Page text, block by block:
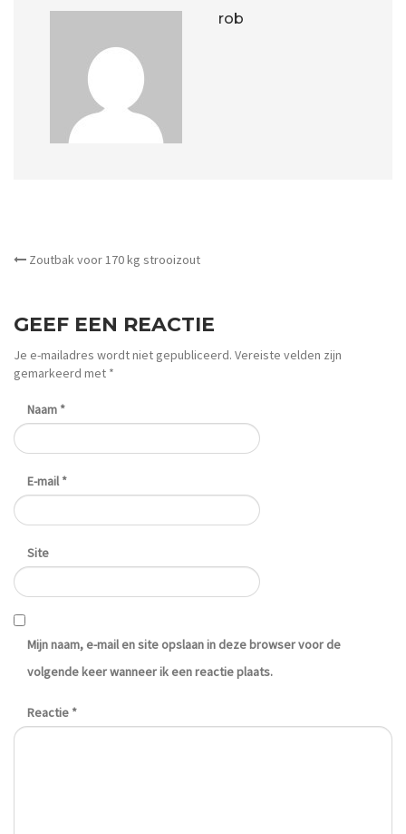
rob
Zoutbak voor 170 kg strooizout
GEEF EEN REACTIE
Je e-mailadres wordt niet gepubliceerd. Vereiste velden zijn
gemarkeerd met *
Naam *
E-mail*
Site
Mijn naam, e-mail en site opslaan in deze browser voor de
volgende keer wanneer ik een reactie plaats.
Reactie *